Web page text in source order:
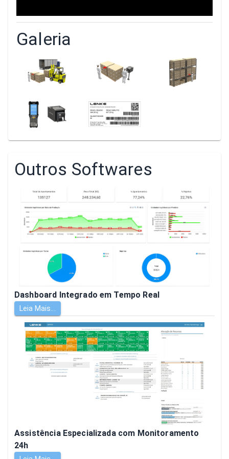
Galeria
Outros Softwares
Dashboard Integrado em Tempo Real
Leia Mais...
Assistência Especializada com Monitoramento
24h